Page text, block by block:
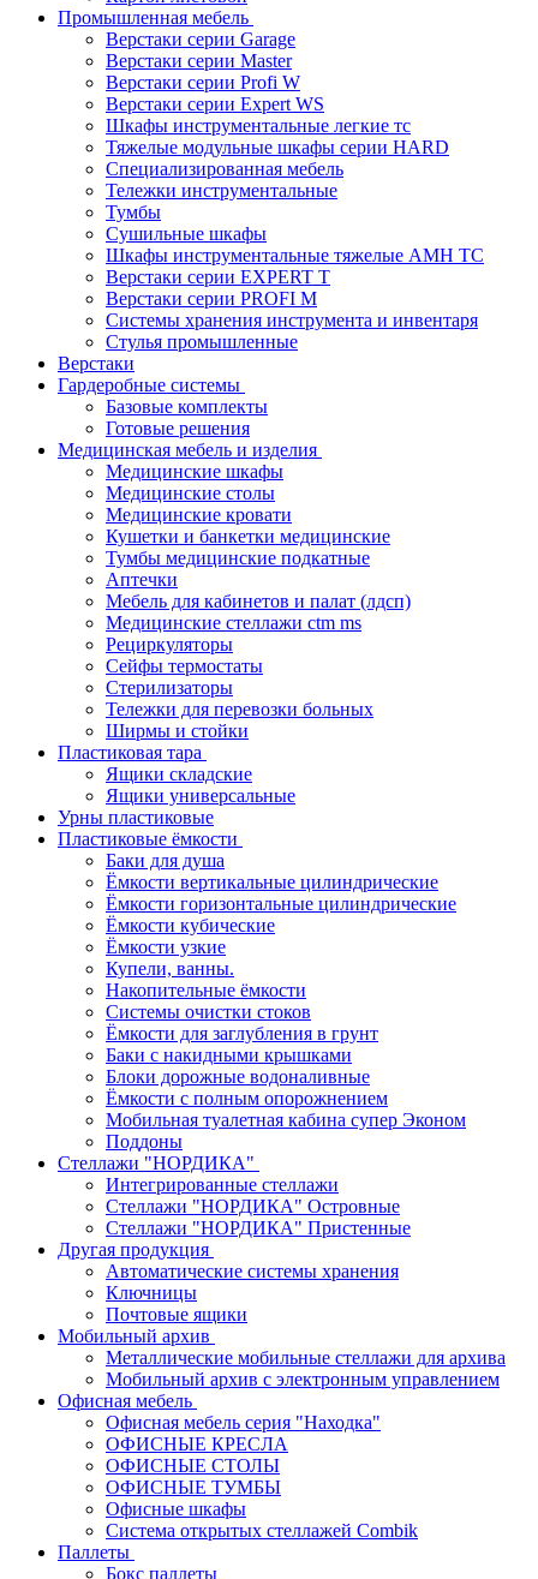
Промышленная мебель
Верстаки серии Garage
Верстаки серии Master
Верстаки серии Profi W
Верстаки серии Expert WS
Шкафы инструментальные легкие тс
Тяжелые модульные шкафы серии HARD
Cпециализированная мебель
Тележки инструментальные
Тумбы
Cушильные шкафы
Шкафы инструментальные тяжелые AMH TC
Верстаки серии EXPERT T
Верстаки серии PROFI M
Системы хранения инструмента и инвентаря
Стулья промышленные
Верстаки
Гардеробные системы
Базовые комплекты
Готовые решения
Медицинская мебель и изделия
Медицинские шкафы
Медицинские столы
Медицинские кровати
Кушетки и банкетки медицинские
Тумбы медицинские подкатные
Аптечки
Мебель для кабинетов и палат (лдсп)
Медицинские стеллажи ctm ms
Рециркуляторы
Сейфы термостаты
Стерилизаторы
Тележки для перевозки больных
Ширмы и стойки
Пластиковая тара
Ящики складские
Ящики универсальные
Урны пластиковые
Пластиковые ёмкости
Баки для душа
Ёмкости вертикальные цилиндрические
Ёмкости горизонтальные цилиндрические
Ёмкости кубические
Ёмкости узкие
Купели, ванны.
Накопительные ёмкости
Системы очистки стоков
Ёмкости для заглубления в грунт
Баки с накидными крышками
Блоки дорожные водоналивные
Ёмкости с полным опорожнением
Мобильная туалетная кабина супер Эконом
Поддоны
Стеллажи "НОРДИКА"
Интегрированные стеллажи
Стеллажи "НОРДИКА" Островные
Стеллажи "НОРДИКА" Пристенные
Другая продукция
Автоматические системы хранения
Ключницы
Почтовые ящики
Мобильный архив
Металлические мобильные стеллажи для архива
Мобильный архив с электронным управлением
Офисная мебель
Офисная мебель серия "Находка"
ОФИСНЫЕ КРЕСЛА
ОФИСНЫЕ СТОЛЫ
ОФИСНЫЕ ТУМБЫ
Офисные шкафы
Система открытых стеллажей Combik
Паллеты
Бокс паллеты